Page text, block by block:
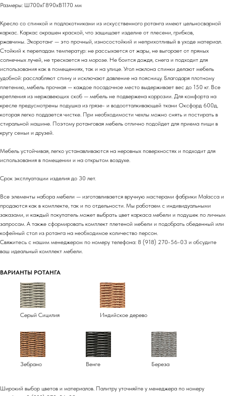
Размеры: Ш700хГ890хВ1170 мм
Кресло со спинкой и подлокотниками из искусственного ротанга имеют цельносварной
каркас. Каркас окрашен краской, что защищает изделие от плесени, грибков,
ржавчины. Экоротанг — это прочный, износостойкий и неприхотливый в уходе материал.
Стойкий к перепадам температур: не рассыхается от жары, не выгорает от прямых
солнечных лучей, не трескается на морозе. Не боится дождя, снега и подходит для
использования как в помещениях, так и на улице. Угол наклона спинки делают мебель
удобной: расслабляют спину и исключают давление на поясницу. Благодаря плотному
плетению, мебель прочная — каждое посадочное место выдерживает вес до 150 кг. Все
крепления из нержавеющих скоб — мебель не подвержена коррозии. Для комфорта на
кресле предусмотрены подушка из грязе- и водоотталкивающей ткани Оксфорд 600д,
которая легко поддается чистке. При необходимости чехлы можно снять и постирать в
стиральной машине. Поэтому ротанговая мебель отлично подойдет для приема пищи в
кругу семьи и друзей.
Мебель устойчивая, легко устанавливаются на неровных поверхностях и подходит для
использования в помещении и на открытом воздухе.
Срок эксплуатации изделия до 30 лет.
Все элементы набора мебели — изготавливается вручную мастерами фабрики Malacca и
продаются как в комплекте, так и по отдельности. Мы работаем с индивидуальными
заказами, и каждый покупатель может выбрать цвет каркаса мебели и подушек по личным
запросам. А также сформировать комплект плетеной мебели и подобрать обеденный или
кофейный стол из ротанга на необходимое количество персон.
Свяжитесь с нашим менеджером по номеру телефона: 8 (918) 270-56-03 и обсудите
ваш идеальный комплект мебели.
ВАРИАНТЫ РОТАНГА
Серый Сицилия Индийское дерево
Зебрано Венге Береза
Широкий выбор цветов и материалов. Палитру уточняйте у менеджера по номеру